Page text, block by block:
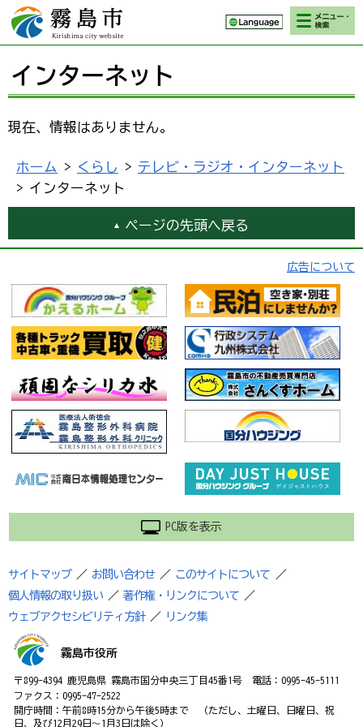
霧島市 Kirishima
city website
検索・メニ
ュー
インターネット
現在、情報はありません。
ホーム > くらし > テレビ・ラジオ・インターネット
> インターネット
ページの先頭へ戻る
広告について
PC版を表示
サイトマップ ／ お問い合わせ ／ このサイトについて
／
個人情報の取り扱い
／ 著作権・リンクについて
／
ウェブアクセシビリティ方針
／ リンク集
霧島市役所
〒899-4394 鹿児島県 霧島市国分中央三丁目45番1号 電話：0995-45-5111
ファクス：0995-47-2522
開庁時間：午前8時15分から午後5時まで （ただし、土曜日、日曜日、祝
日、及び12月29日～1月3日は除く）